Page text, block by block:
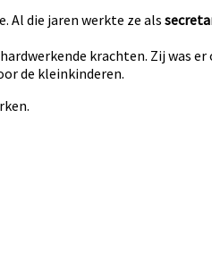
Al die jaren werkte ze als
krachten. Zij was
de kleinkinderen.